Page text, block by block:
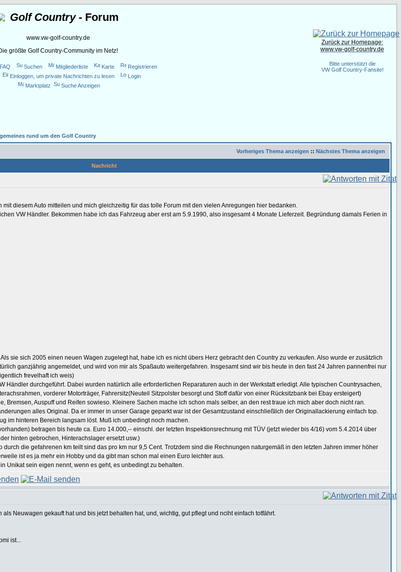
Golf Country- Forum
www.vw-golf-country.de
größte Golf Country-Community im Netz!
FAQ Suchen Mitgliederliste Karte
Registrieren
Einloggen, um private Nachrichten zu lesen
Login
Marktplatz
Suche Anzeigen
Zurück zur Homepage:
www.vw-golf-country.de
Bitte unterstützt die
VW Golf Country-Fansite!
rund um den Golf Country
Vorheriges Thema anzeigen :: Nächstes Thema anzeigen
Nachricht
diesem Auto mitteilen und mich gleichzeitig für das tolle Forum mit den vielen Anregungen hier bedanken.
VW Händler. Bekommen habe ich das Fahrzeug aber erst am 5.9.1990, also insgesamt 4 Monate Lieferzeit. Begründung damals Ferien in
sie sich 2005 einen neuen Wagen zugelegt hat, habe ich es nicht übers Herz gebracht den Country zu verkaufen. Also wurde er zusätzlich
ganzjährig angemeldet, und wird von mir als Spaßauto weitergefahren. Insgesamt sind wir bis heute in den fast 24 Jahren pannenfrei nur
frevelhaft ich weis)
Händler durchgeführt. Dabei wurden natürlich alle erforderlichen Reparaturen auch in der Werkstatt erledigt. Alle typischen Countrysachen,
vorderer Motorträger, Fahrersitz(Neuteil Sitzpolster besorgt und Stoff dafür von einer Rücksitzbank bei Ebay ersteigert)
Bremsen, Auspuff und Reifen sowieso. Kleinere Sachen mache ich schon mals selber, an den rest traue ich mich aber doch nicht ran.
alles Original. Da er immer in unser Garage geparkt war ist der Gesamtzustand einschließlich der Originallackierung einfach top.
im hinteren Bereich langsam löst. Muß ich unbedingt noch machen.
betragen bis heute ca. Euro 14.000,-- einschl. der letzten Inspektionsrechnung mit TÜV (jetzt wieder bis 4/16) vom 5.4.2014 über
hinten gebrochen, Hinterachslager ersetzt usw.)
die gefahrenen km teilt sind das pro km nur 9,5 Cent. Trotzdem sind die Rechnungen naturgemäß in den letzten Jahren immer höher
ist es ja mehr ein Hobby und da gibt man schon mal einen Euro leichter aus.
Unikat sein eigen nennt, wenn es geht, es unbedingt zu behalten.
Neuwagen gekauft hat und bis jetzt behalten hat, und, wichtig, gut pflegt und nciht einfach totfährt.
ist...